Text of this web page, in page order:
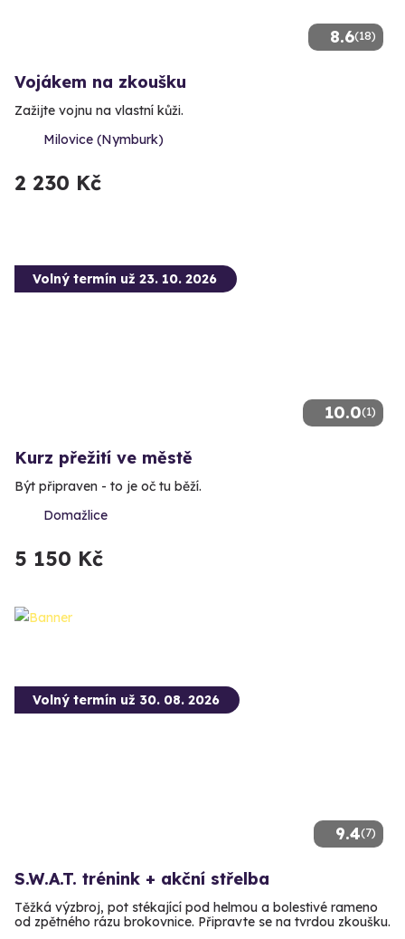
8.6(18)
Vojákem na zkoušku
Zažijte vojnu na vlastní kůži.
Milovice (Nymburk)
2 230 Kč
10.0(1)
Volný termín už 23. 10. 2026
Kurz přežití ve městě
Být připraven - to je oč tu běží.
Domažlice
5 150 Kč
9.4(7)
Volný termín už 30. 08. 2026
S.W.A.T. trénink + akční střelba
Těžká výzbroj, pot stékající pod helmou a bolestivé rameno
od zpětného rázu brokovnice. Připravte se na tvrdou zkoušku.